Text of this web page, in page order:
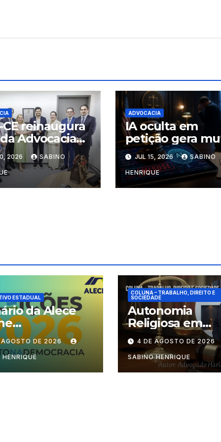
CE reinaugura
Advocacia
de
2026 SABINO
ADVOCACIA
IA oculta em
petição gera
a advogados
JUL 15, 2026 SABINO
HENRIQUE
ESTADUAL
da Alece
das
durante o
eleitoral
AGOSTO DE 2026
COLUNA – TRABALHO, DIREITO E
SOCIEDADE
Autonomia
Religiosa em
Julgamento:
decide as
dentro dos
templos?
4 DE AGOSTO DE 2026
SABINO HENRIQUE